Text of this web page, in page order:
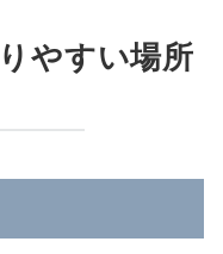
やすい場所